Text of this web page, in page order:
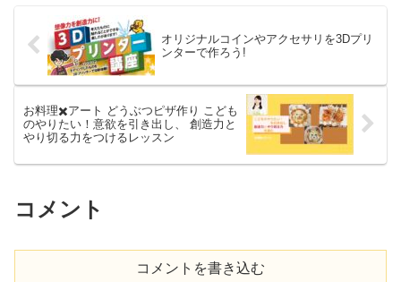
オリジナルコインやアクセサリを3Dプリ
ンターで作ろう!
お料理✖️アート どうぶつピザ作り こども
のやりたい！意欲を引き出し、 創造力と
やり切る力をつけるレッスン
コメント
コメントを書き込む